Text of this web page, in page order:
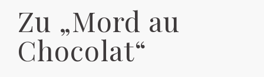
Zu „Mord au
Chocolat“